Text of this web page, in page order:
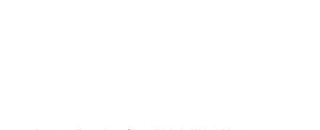
Illustrationen für